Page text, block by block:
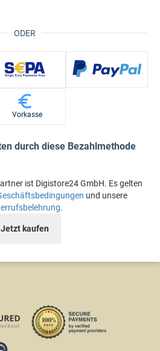
ODER
Vorkasse
durch diese Bezahlmethode
ist Digistore24 GmbH. Es gelten
und unsere
.
Jetzt kaufen